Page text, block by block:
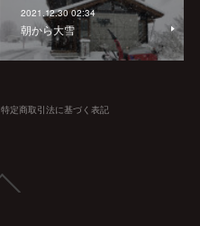
2021.12.30 02:34
朝から大雪
特定商取引法に基づく表記